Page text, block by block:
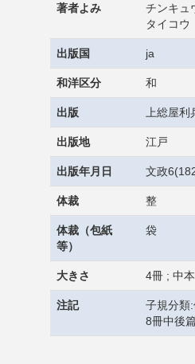
著者よみ
チンキュ
タイコウ
出版国 ja
和洋区分 和
出版 上総屋
出版地 江戸
出版年月日 文政
体裁 整
体裁（包紙
等）
袋
大きさ 4冊 ; 中
注記
子規分類
8冊中後